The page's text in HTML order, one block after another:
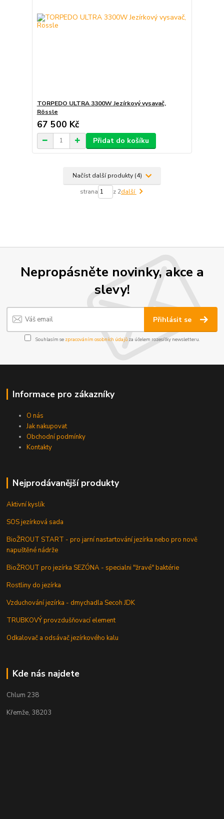
TORPEDO ULTRA 3300W Jezírkový vysavač,
Rössle
67 500 Kč
Přidat do košíku
Načíst další produkty (4)
strana z 2další
Nepropásněte novinky, akce a
slevy!
Přihlásit se
Souhlasím se zpracováním osobních údajůza účelem rozesílky newsletteru.
Informace pro zákazníky
O nás
Jak nakupovat
Obchodní podmínky
Kontakty
Nejprodávanější produkty
Aktivní kyslík
SOS jezírková sada
BioŽROUT START - pro jarní nastartování jezírka nebo pro nově
napuštěné nádrže
BioŽROUT pro jezírka SEZÓNA - specialni "žravé" baktérie
Rostliny do jezírka
Vzduchování jezírka - dmychadla Secoh JDK
TRUBKOVÝ provzdušňovací element
Odkalovač a odsávač jezírkového kalu
Kde nás najdete
Chlum 238
Křemže, 38203